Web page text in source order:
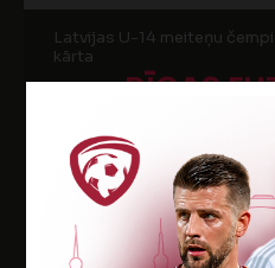
Latvijas U-14 meiteņu
kārta
RĪGAS
SK
Iecavas stadions